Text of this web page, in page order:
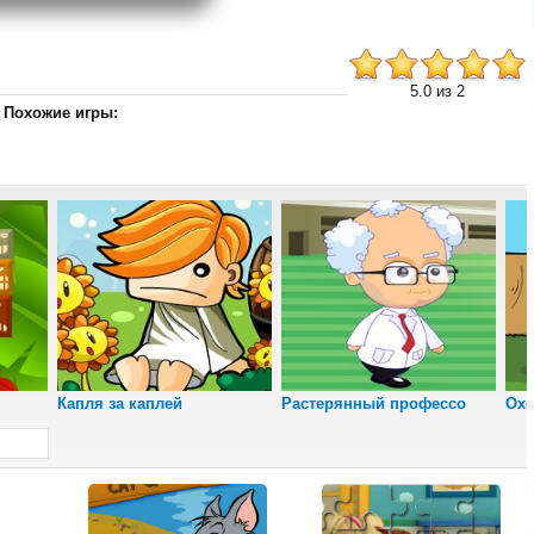
Снайпер
Юрского периода
Пляжный
5.0 из 2
Похожие игры:
Капля за каплей Растерянный профессо